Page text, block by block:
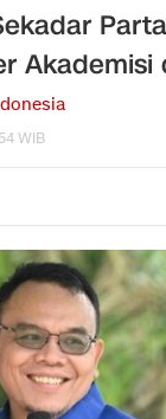
Akademisi
WIB